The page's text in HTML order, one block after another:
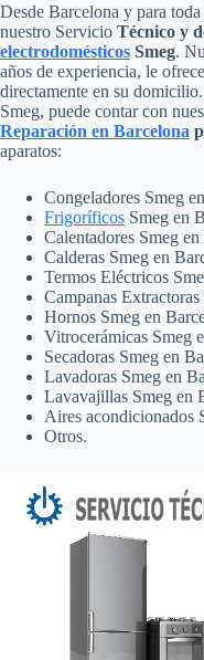
Desde Barcelona y para
nuestro Servicio Técnico y
electrodomésticos Smeg.
años de experiencia, le
directamente en su
Smeg, puede contar con
Reparación en Barcelona
aparatos:
Congeladores Smeg
Frigoríficos Smeg en
Calentadores Smeg
Calderas Smeg en
Termos Eléctricos
Campanas
Hornos Smeg en
Vitrocerámicas Smeg
Secadoras Smeg en
Lavadoras Smeg en
Lavavajillas Smeg en
Aires acondicionados
Otros.